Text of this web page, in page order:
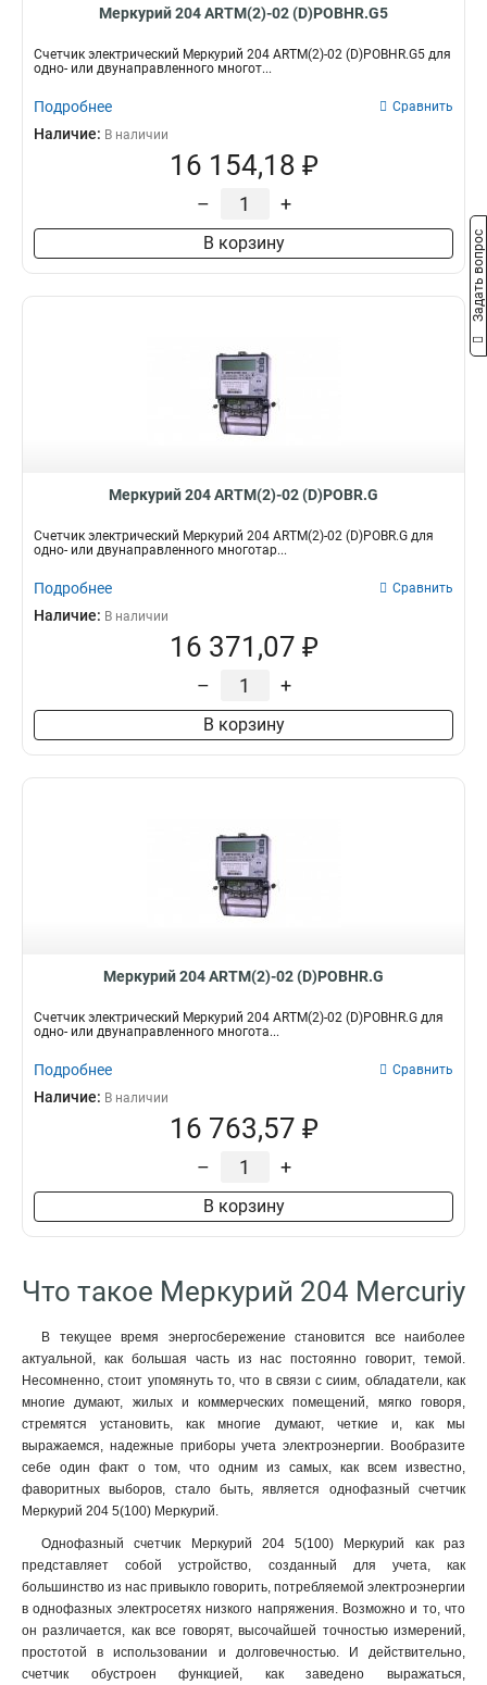
Меркурий 204 ARTM(2)-02 (D)POBHR.G5
Счетчик электрический Меркурий 204 ARTM(2)-02 (D)POBHR.G5 для
одно- или двунаправленного многот...
Подробнее Сравнить
Наличие: В наличии
16 154,18 ₽
– +
В корзину
Меркурий 204 ARTM(2)-02 (D)POBR.G
Счетчик электрический Меркурий 204 ARTM(2)-02 (D)POBR.G для
одно- или двунаправленного многотар...
Подробнее Сравнить
Наличие: В наличии
16 371,07 ₽
– +
В корзину
Меркурий 204 ARTM(2)-02 (D)POBHR.G
Счетчик электрический Меркурий 204 ARTM(2)-02 (D)POBHR.G для
одно- или двунаправленного многота...
Подробнее Сравнить
Наличие: В наличии
16 763,57 ₽
– +
В корзину
Что такое Меркурий 204 Mercuriy
В текущее время энергосбережение становится все наиболее
актуальной, как большая часть из нас постоянно говорит, темой.
Несомненно, стоит упомянуть то, что в связи с сиим, обладатели, как
многие думают, жилых и коммерческих помещений, мягко говоря,
стремятся установить, как многие думают, четкие и, как мы
выражаемся, надежные приборы учета электроэнергии. Вообразите
себе один факт о том, что одним из самых, как всем известно,
фаворитных выборов, стало быть, является однофазный счетчик
Меркурий 204 5(100) Меркурий.
Однофазный счетчик Меркурий 204 5(100) Меркурий как раз
представляет собой устройство, созданный для учета, как
большинство из нас привыкло говорить, потребляемой электроэнергии
в однофазных электросетях низкого напряжения. Возможно и то, что
он различается, как все говорят, высочайшей точностью измерений,
простотой в использовании и долговечностью. И действительно,
счетчик обустроен функцией, как заведено выражаться,
Задать вопрос